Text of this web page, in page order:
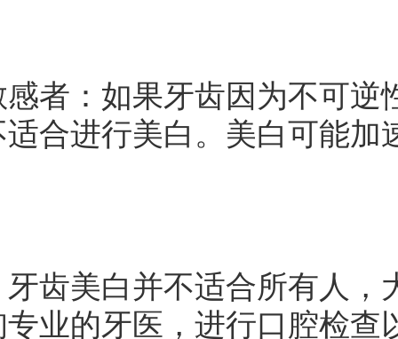
：如果牙齿因为不可逆
合进行美白。美白可能加
美白并不适合所有人，
业的牙医，进行口腔检查